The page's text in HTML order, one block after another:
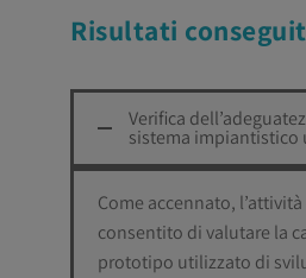
Risultati
Verifica
sistema impiantistico
Come accennato,
consentito di valutare la
prototipo utilizzato di